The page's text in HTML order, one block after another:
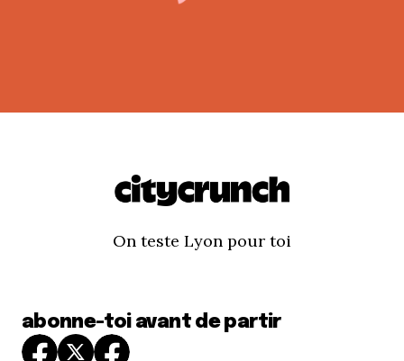
On teste Lyon pour toi
abonne-toi avant de partir